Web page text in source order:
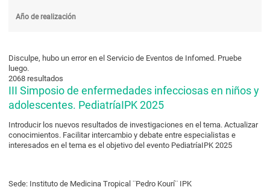
Año de realización
Disculpe, hubo un error en el Servicio de Eventos de Infomed. Pruebe
luego.
2068 resultados
III Simposio de enfermedades infecciosas en niños y
adolescentes. PediatríaIPK 2025
Introducir los nuevos resultados de investigaciones en el tema. Actualizar
conocimientos. Facilitar intercambio y debate entre especialistas e
interesados en el tema es el objetivo del evento PediatríaIPK 2025
Sede: Instituto de Medicina Tropical ¨Pedro Kourí¨ IPK